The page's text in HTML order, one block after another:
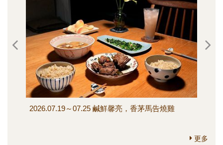
2026.07.19～07.25 鹹鮮馨亮，香茅馬告燒雞
更多